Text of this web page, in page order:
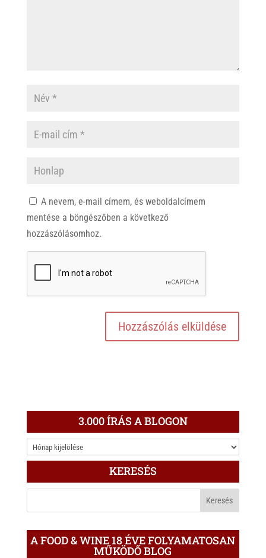
A nevem, e-mail címem, és weboldalcímem
mentése a böngészőben a következő
hozzászólásomhoz.
3.000 ÍRÁS A BLOGON
3.000
ÍRÁS
KERESÉS
A FOOD & WINE 18 ÉVE FOLYAMATOSAN
MŰKÖDŐ BLOG